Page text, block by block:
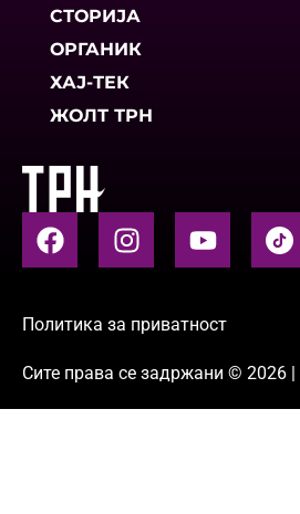
СТОРИЈА
ОРГАНИК
ХАЈ-ТЕК
ЖОЛТ ТРН
Политика за приватност
Сите права се задржани © 2026